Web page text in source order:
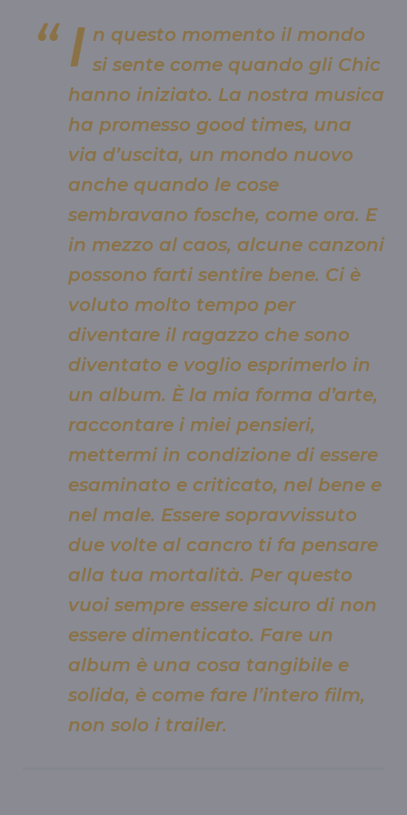
I n questo momento il mondo
si sente come quando gli Chic
hanno iniziato. La nostra musica
ha promesso good times, una
via d’uscita, un mondo nuovo
anche quando le cose
sembravano fosche, come ora. E
in mezzo al caos, alcune canzoni
possono farti sentire bene. Ci è
voluto molto tempo per
diventare il ragazzo che sono
diventato e voglio esprimerlo in
un album. È la mia forma d’arte,
raccontare i miei pensieri,
mettermi in condizione di essere
esaminato e criticato, nel bene e
nel male. Essere sopravvissuto
due volte al cancro ti fa pensare
alla tua mortalità. Per questo
vuoi sempre essere sicuro di non
essere dimenticato. Fare un
album è una cosa tangibile e
solida, è come fare l’intero film,
non solo i trailer.